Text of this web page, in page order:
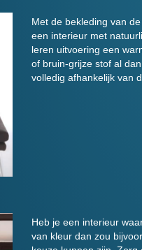
Met de bekleding van
een interieur met
leren uitvoering een
of bruin-grijze stof al
volledig afhankelijk van
Heb je een interieur
van kleur dan zou